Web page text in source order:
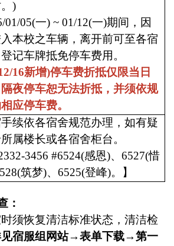
)
01/05(一) ~ 01/12(一)期间，因
本校之车辆，离开前可至各宿
记车牌抵免停车费用。
16新增)停车费折抵仅限当日
夜停车恕无法折抵，并须依规
应停车费。
续依各宿舍规范办理，如有疑
属楼长或各宿舍柜台。
3456 #6524(感恩)、 6527(惜
筑梦)、 6525(登峰)。】
：
须恢复清洁标准状态，清洁检
宿服组网站→表单下载→第一